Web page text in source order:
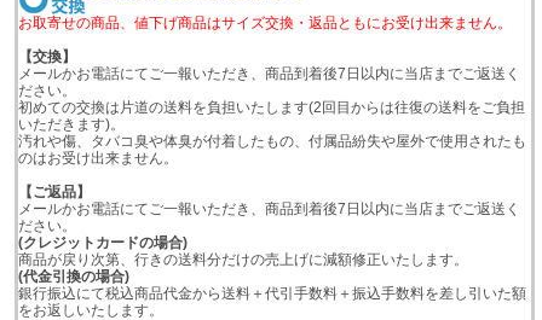
お取寄せの商品、値下げ商品はサイズ交換・返品ともにお受け出来ません。
【交換】
メールかお電話にてご一報いただき、商品到着後7日以内に当店までご返送く
ださい。
初めての交換は片道の送料を負担いたします(2回目からは往復の送料をご負担
いただきます)。
汚れや傷、タバコ臭や体臭が付着したもの、付属品紛失や屋外で使用されたも
のはお受け出来ません。
【ご返品】
メールかお電話にてご一報いただき、商品到着後7日以内に当店までご返送く
ださい。
(クレジットカードの場合)
商品が戻り次第、行きの送料分だけの売上げに減額修正いたします。
(代金引換の場合)
銀行振込にて税込商品代金から送料＋代引手数料＋振込手数料を差し引いた額
をお返しいたします。